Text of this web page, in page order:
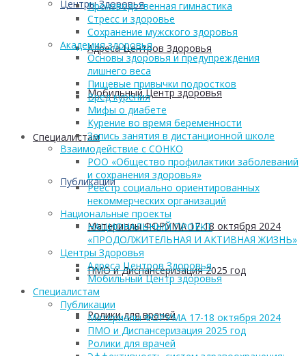
Центры Здоровья
Адреса Центров Здоровья
Мобильный Центр здоровья
Cпециалистам
Публикации
Материалы ФОРУМА 17-18 октября 2024
ПМО и Диспансеризация 2025 год
Ролики для врачей
Производственная гимнастика
Стресс и здоровье
Сохранение мужского здоровья
Академия здоровья
Основы здоровья и предупреждения
лишнего веса
Пищевые привычки подростков
Вред курения
Мифы о диабете
Курение во время беременности
Запись занятия в дистанционной школе
Взаимодействие с СОНКО
РОО «Общество профилактики заболеваний
и сохранения здоровья»
Реестр социально ориентированных
некоммерческих организаций
Национальные проекты
НАЦИОНАЛЬНЫЙ ПРОЕКТ
«ПРОДОЛЖИТЕЛЬНАЯ И АКТИВНАЯ ЖИЗНЬ»
Центры Здоровья
Адреса Центров Здоровья
Мобильный Центр здоровья
Cпециалистам
Публикации
Материалы ФОРУМА 17-18 октября 2024
ПМО и Диспансеризация 2025 год
Ролики для врачей